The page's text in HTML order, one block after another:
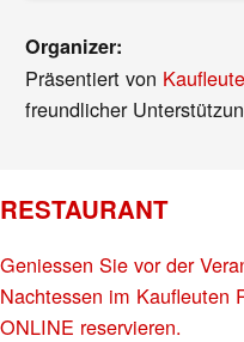
Organizer:
Präsentiert von
freundlicher
RESTAURANT
Geniessen Sie vor der
Nachtessen im Kaufleuten
ONLINE reservieren.